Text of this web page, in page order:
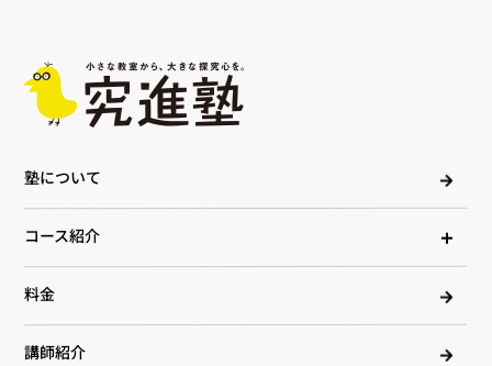
塾について
コース紹介
料金
講師紹介